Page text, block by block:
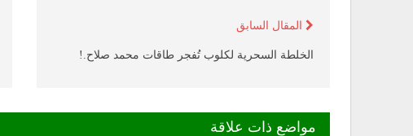
المقال السابق
الخلطة السحرية لكلوب تُفجر طاقات محمد صلاح.!
مواضع ذات علاقة